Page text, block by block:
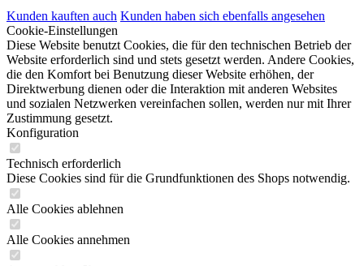
Kunden kauften auch Kunden haben sich ebenfalls angesehen
Cookie-Einstellungen
Diese Website benutzt Cookies, die für den technischen Betrieb der
Website erforderlich sind und stets gesetzt werden. Andere Cookies,
die den Komfort bei Benutzung dieser Website erhöhen, der
Direktwerbung dienen oder die Interaktion mit anderen Websites
und sozialen Netzwerken vereinfachen sollen, werden nur mit Ihrer
Zustimmung gesetzt.
Konfiguration
Technisch erforderlich
Diese Cookies sind für die Grundfunktionen des Shops notwendig.
Alle Cookies ablehnen
Alle Cookies annehmen